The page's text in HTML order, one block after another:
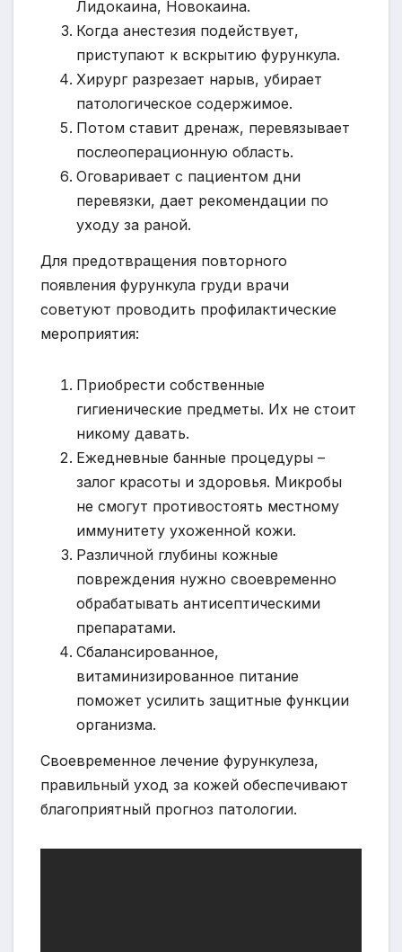
Лидокаина, Новокаина.
Когда анестезия подействует,
приступают к вскрытию фурункула.
Хирург разрезает нарыв, убирает
патологическое содержимое.
Потом ставит дренаж, перевязывает
послеоперационную область.
Оговаривает с пациентом дни
перевязки, дает рекомендации по
уходу за раной.
Для предотвращения повторного
появления фурункула груди врачи
советуют проводить профилактические
мероприятия:
Приобрести собственные
гигиенические предметы. Их не стоит
никому давать.
Ежедневные банные процедуры –
залог красоты и здоровья. Микробы
не смогут противостоять местному
иммунитету ухоженной кожи.
Различной глубины кожные
повреждения нужно своевременно
обрабатывать антисептическими
препаратами.
Сбалансированное,
витаминизированное питание
поможет усилить защитные функции
организма.
Своевременное лечение фурункулеза,
правильный уход за кожей обеспечивают
благоприятный прогноз патологии.